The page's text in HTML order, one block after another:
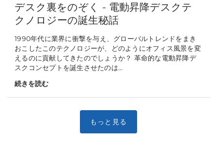
デスク裏をのぞく - 電動昇降デスクテ
クノロジーの誕生秘話
1990年代に業界に衝撃を与え、グローバルトレンドをまき
おこしたこのテクノロジーが、どのようにオフィス風景を変
えるのに貢献してきたのでしょうか？ 革命的な電動昇降デ
スクコンセプトを誕生させたのは...
続きを読む